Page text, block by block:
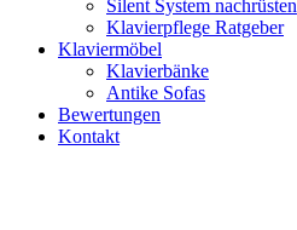
Silent System nachrüsten
Klavierpflege Ratgeber
Klaviermöbel
Klavierbänke
Antike Sofas
Bewertungen
Kontakt